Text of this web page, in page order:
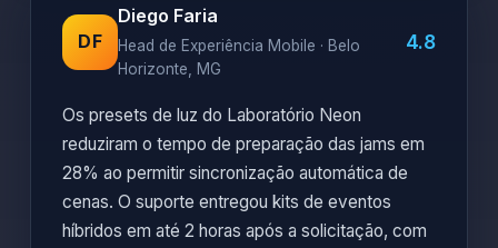
DF
Diego Faria
Head de Experiência Mobile · Belo
Horizonte, MG
4.8
Os presets de luz do Laboratório Neon
reduziram o tempo de preparação das jams em
28% ao permitir sincronização automática de
cenas. O suporte entregou kits de eventos
híbridos em até 2 horas após a solicitação, com